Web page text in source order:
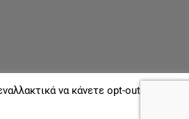
να κάνετε opt-out όποτε